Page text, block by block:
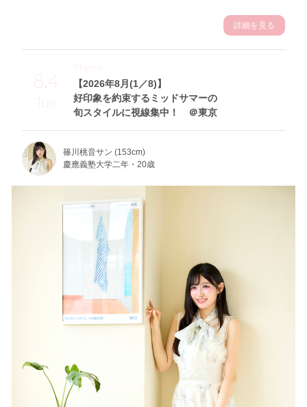
詳細を見る
8.4
Tue
【2026年8月(1／8)】
好印象を約束するミッドサマーの
旬スタイルに視線集中！ ＠東京
Theme
篠川桃音サン (153cm)
慶應義塾大学二年・20歳